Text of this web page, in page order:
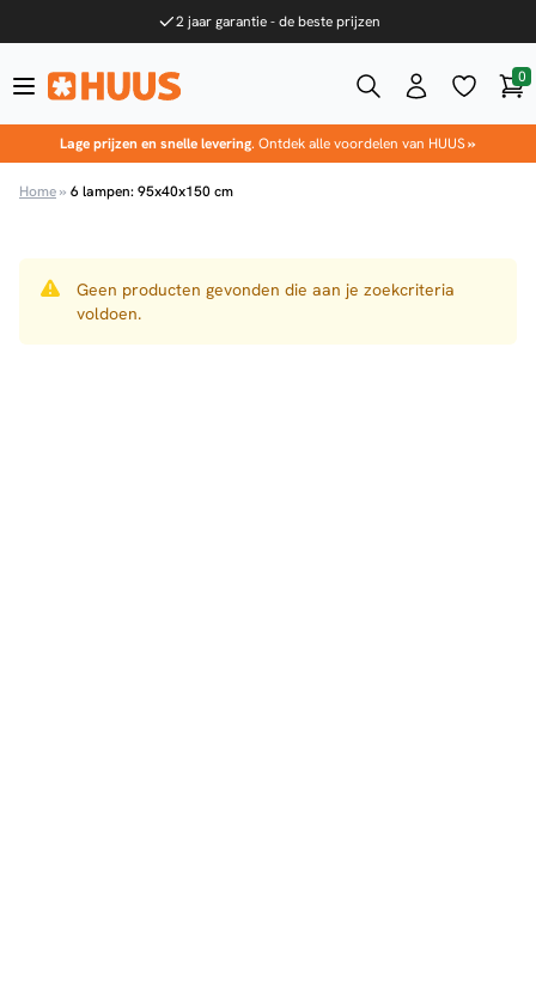
2 jaar garantie - de beste prijzen
0
Lage prijzen en snelle levering. Ontdek alle voordelen van HUUS»
Home» 6 lampen: 95x40x150 cm
Geen producten gevonden die aan je zoekcriteria
voldoen.